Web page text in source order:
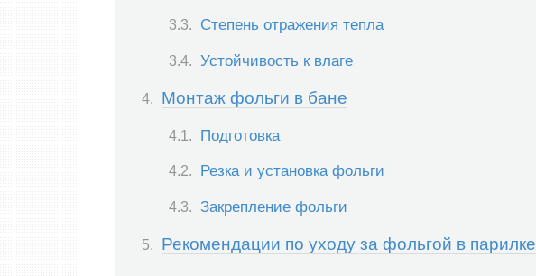
Степень отражения тепла
Устойчивость к влаге
Монтаж фольги в бане
Подготовка
Резка и установка фольги
Закрепление фольги
Рекомендации по уходу за фольгой в парилке